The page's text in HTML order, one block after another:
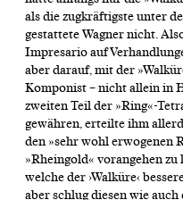
als die zugkräftigste unter
gestattete Wagner nicht.
Impresario auf
aber darauf, mit der
Komponist – nicht allein in
zweiten Teil der »Ring«-
gewähren, erteilte ihm
den »sehr wohl erwogenen
»Rheingold« vorangehen
welche der ›Walküre‹
aber schlug diesen wie